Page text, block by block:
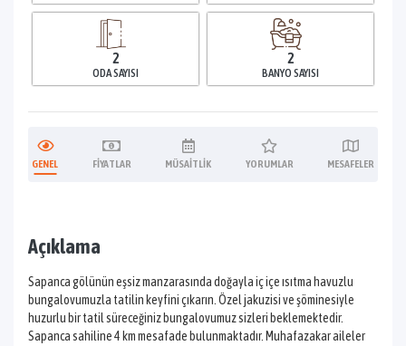
2
ODA SAYISI
2
BANYO SAYISI
GENEL FIYATLAR MÜSAITLIK YORUMLAR MESAFELER
Açıklama
Sapanca gölünün eşsiz manzarasında doğayla iç içe ısıtma havuzlu
bungalovumuzla tatilin keyfini çıkarın. Özel jakuzisi ve şöminesiyle
huzurlu bir tatil süreceğiniz bungalovumuz sizleri beklemektedir.
Sapanca sahiline 4 km mesafade bulunmaktadır. Muhafazakar aileler